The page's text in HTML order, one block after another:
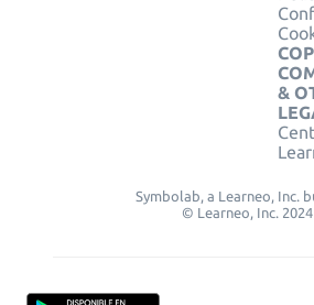
&
Symbolab, a Learneo, Inc.
© Learneo, Inc. 2024